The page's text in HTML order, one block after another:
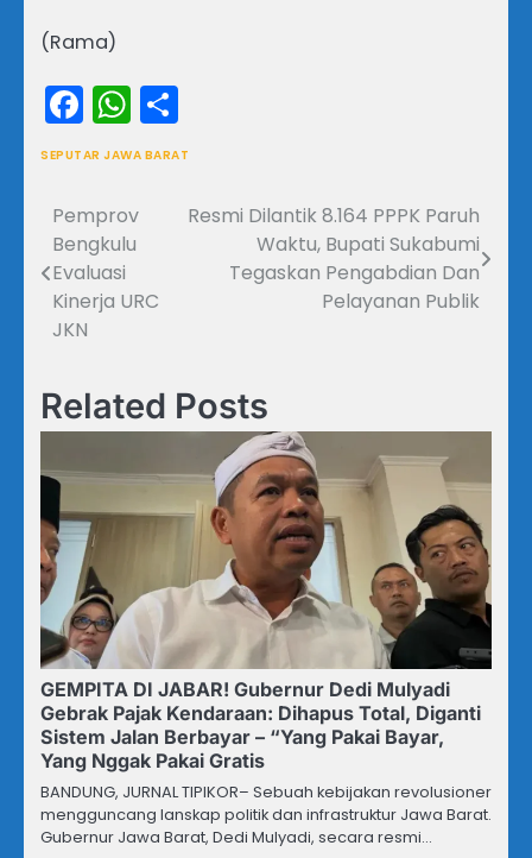
(Rama)
Facebook
WhatsApp
SEPUTAR JAWA BARAT
Navigasi
pos
Pemprov
Bengkulu
Evaluasi
Kinerja URC
JKN
Resmi Dilantik 8.164 PPPK Paruh
Waktu, Bupati Sukabumi
Tegaskan Pengabdian Dan
Pelayanan Publik
Related Posts
GEMPITA DI JABAR! Gubernur Dedi Mulyadi
Gebrak Pajak Kendaraan: Dihapus Total, Diganti
Sistem Jalan Berbayar – “Yang Pakai Bayar,
Yang Nggak Pakai Gratis
BANDUNG, JURNAL TIPIKOR– Sebuah kebijakan revolusioner
mengguncang lanskap politik dan infrastruktur Jawa Barat.
Gubernur Jawa Barat, Dedi Mulyadi, secara resmi…